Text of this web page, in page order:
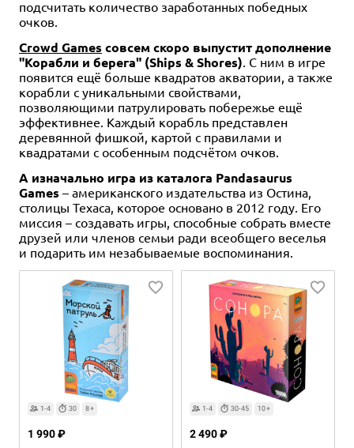
подсчитать количество заработанных победных
очков.
Crowd Games совсем скоро выпустит дополнение
"Корабли и берега" (Ships & Shores) . С ним в игре
появится ещё больше квадратов акватории, а также
корабли с уникальными свойствами,
позволяющими патрулировать побережье ещё
эффективнее. Каждый корабль представлен
деревянной фишкой, картой с правилами и
квадратами с особенным подсчётом очков.
А изначально игра из каталога Pandasaurus
Games – американского издательства из Остина,
столицы Техаса, которое основано в 2012 году. Его
миссия – создавать игры, способные собрать вместе
друзей или членов семьи ради всеобщего веселья
и подарить им незабываемые воспоминания.
1-4 30 8+
1 990 ₽
1-4 30-45 10+
2 490 ₽